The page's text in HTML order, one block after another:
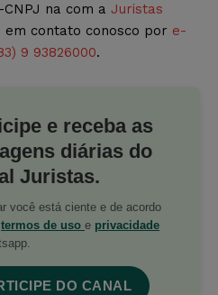
na com a Juristas
em contato conosco por e-
9 93826000.
e receba as
diárias do
Juristas.
você está ciente e de acordo
termos de uso e privacidade
DO CANAL